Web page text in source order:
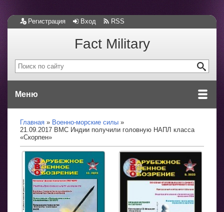
Регистрация Вход RSS
Fact Military
Меню
Главная
Военно-морские силы
21.09.2017 ВМС Индии получили головную НАПЛ класса
«Скорпен»